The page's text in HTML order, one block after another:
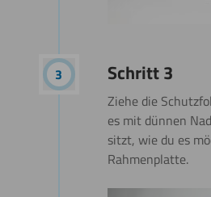
Schritt 3
Ziehe die
es mit dünnen
sitzt, wie du es
Rahmenplatte.